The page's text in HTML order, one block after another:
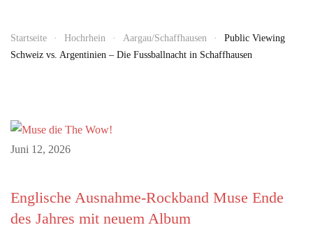
Startseite Hochrhein Aargau/Schaffhausen
Public Viewing
Schweiz vs. Argentinien – Die Fussballnacht in Schaffhausen
Juni 12, 2026
Englische Ausnahme-Rockband Muse Ende
des Jahres mit neuem Album